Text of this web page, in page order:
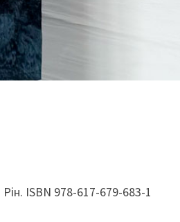
ISBN 978-617-679-683-1